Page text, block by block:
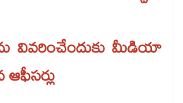
వివరించేందుకు మీడియా